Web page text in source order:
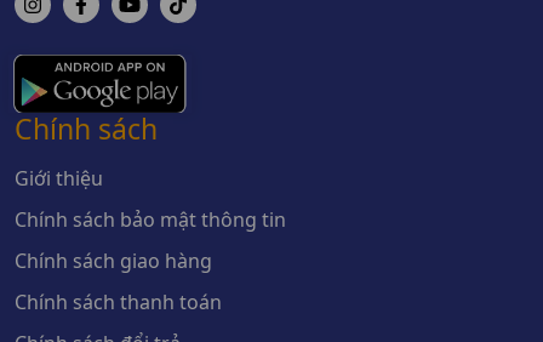
Chính sách
Giới thiệu
Chính sách bảo mật thông tin
Chính sách giao hàng
Chính sách thanh toán